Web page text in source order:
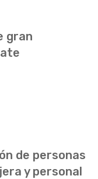
gran
de personas
y personal